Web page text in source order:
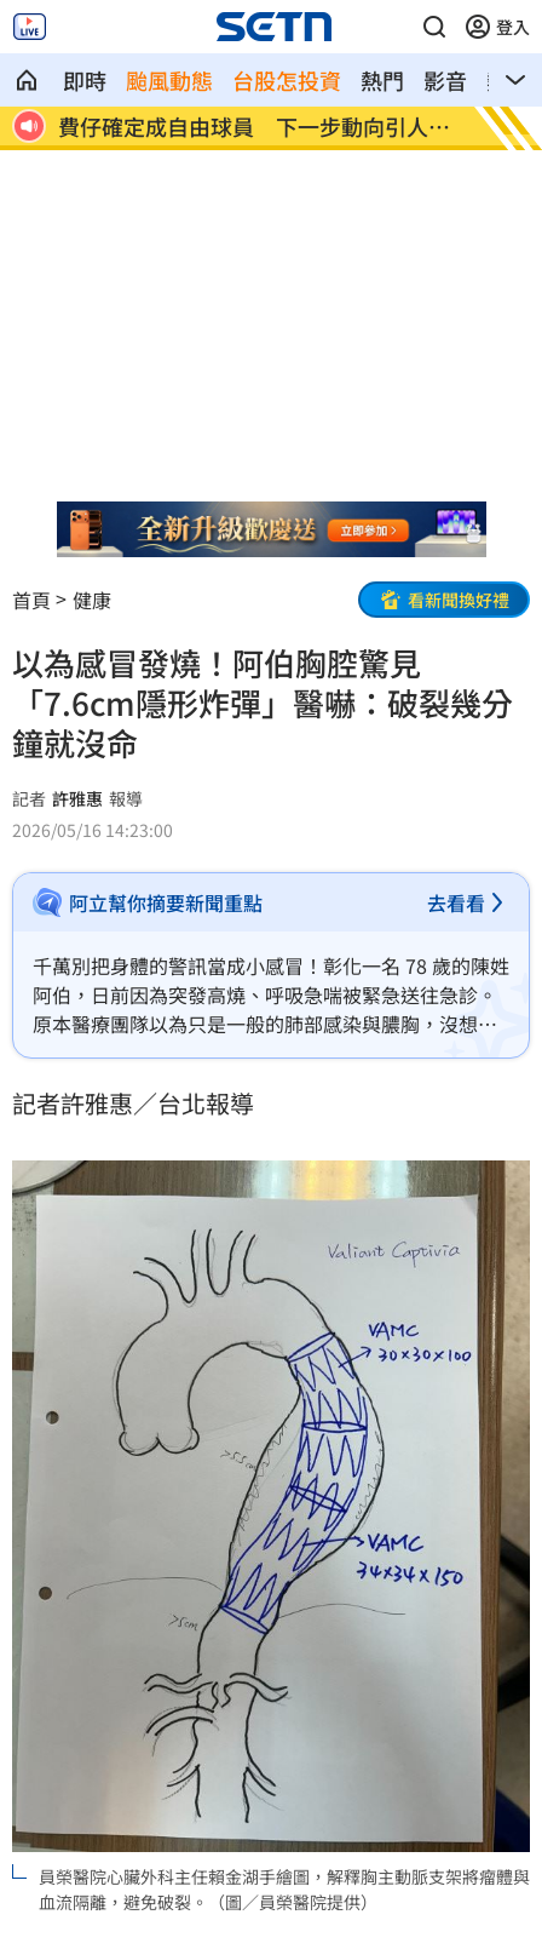
登入
即時 颱風動態 台股怎投資 熱門 影音
熱搜
命 費仔確定成自由球員 下一步動向引人關
注
米蘭
動
首頁 健康 看新聞換好禮
以為感冒發燒！阿伯胸腔驚見
「7.6cm隱形炸彈」醫嚇：破裂幾分
鐘就沒命
記者 許雅惠 報導
2026/05/16 14:23:00
阿立幫你摘要新聞重點 去看看
千萬別把身體的警訊當成小感冒！彰化一名 78 歲的陳姓
阿伯，日前因為突發高燒、呼吸急喘被緊急送往急診。
原本醫療團隊以為只是一般的肺部感染與膿胸，沒想到
在安排電腦斷層掃描時，竟意外揪出阿伯的胸腔內藏著
時會引爆的「不定時炸彈」，一旦破裂，短短幾分鐘內
記者許雅惠／台北報導
員榮醫院心臟外科主任賴金湖手繪圖，解釋胸主動脈支架將瘤體與
血流隔離，避免破裂。（圖／員榮醫院提供）